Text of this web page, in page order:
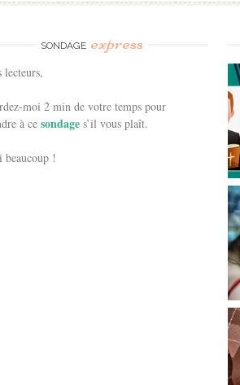
SONDAGE express
lecteurs,
moi 2 min de votre temps pour
à cesondages’il vous plaît.
beaucoup !